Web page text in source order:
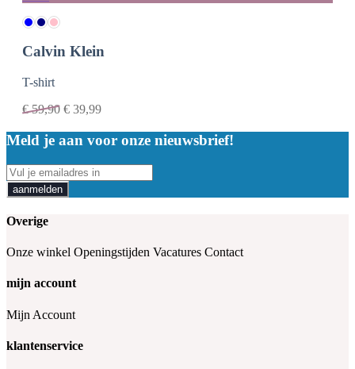
Calvin Klein
T-shirt
€59,90 € 39,99
Meld je aan voor onze nieuwsbrief!
aanmelden
Overige
Onze winkel Openingstijden Vacatures Contact
mijn account
Mijn Account
klantenservice